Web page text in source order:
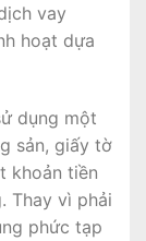
vay
hoạt dựa
dụng một
sản, giấy tờ
khoản tiền
Thay vì phải
phức tạp